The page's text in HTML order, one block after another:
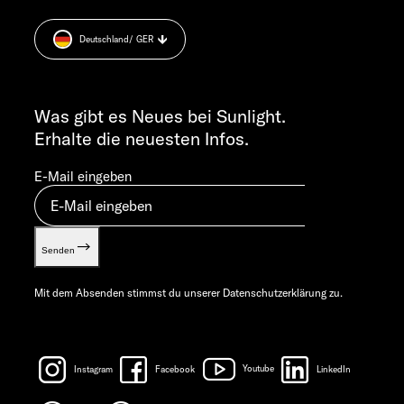
MO-DO 7:30 – 12:00 UND 13:00 – 16:00 UHR
FR 7:30 – 12:00 UHR
info@sunlight.de
Datenschutzerklärung
Sicherheitshinweis
Gewichts­informationen
Let’s play!
Was gibt es Neues bei Sunlight.
Erhalte die neuesten Infos.
E-Mail eingeben
Senden
Mit dem Absenden stimmst du unserer Datenschutzerklärung zu.
Instagram Facebook Youtube LinkedIn
Deutschland / GER